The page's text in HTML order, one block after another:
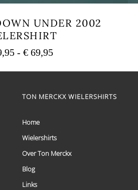
UNDER 2002
- € 69,95Prijsklasse:
tot
meerdere
optie
gekozen
worden
op
de
productpagina
TON MERCKX WIELERSHIRTS
Home
Wielershirts
Over Ton Merckx
Blog
Links